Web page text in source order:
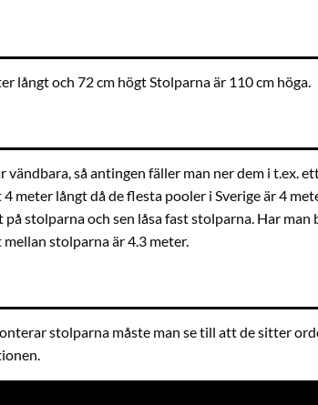
långt och 72 cm högt Stolparna är 110 cm höga.
vändbara, så antingen fäller man ner dem i t.ex.
meter långt då de flesta pooler i Sverige är 4
på stolparna och sen låsa fast stolparna. Har
stolparna är 4.3 meter.
stolparna måste man se till att de sitter